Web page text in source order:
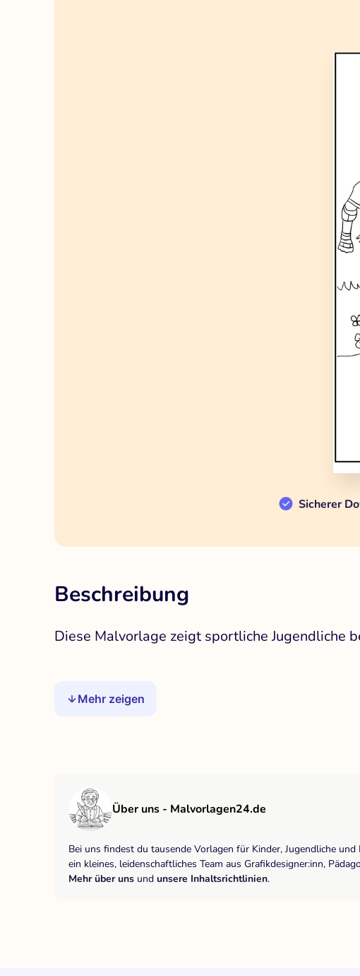
Sicherer
Beschreibung
Diese Malvorlage zeigt sportliche Jugendliche
Mehr zeigen
Über uns - Malvorlagen24.de
Bei uns findest du tausende Vorlagen für Kinder, Jugendliche
ein kleines, leidenschaftliches Team aus Grafikdesigner:inn,
Mehr über uns und unsere Inhaltsrichtlinien.